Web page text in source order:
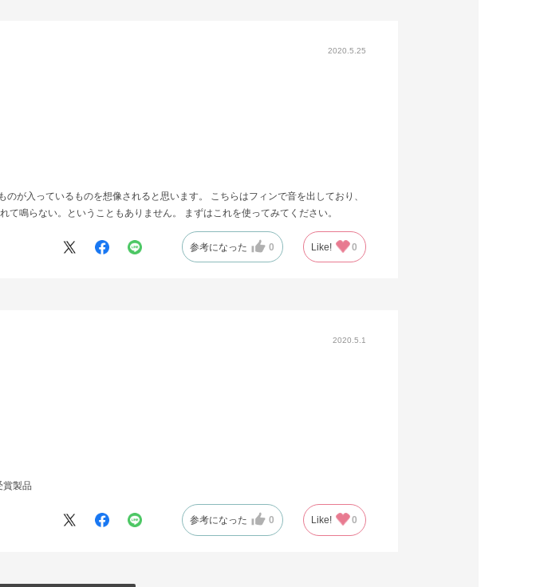
2020.5.25
が入っているものを想像されると思います。 こちらはフィンで音を出しており、
鳴らない。ということもありません。 まずはこれを使ってみてください。
参考になった 0 Like! 0
2020.5.1
賞製品
参考になった 0 Like! 0